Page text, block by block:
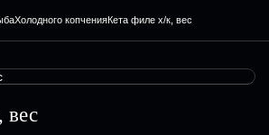
Холодного копченияКета филе х/к, вес
вес